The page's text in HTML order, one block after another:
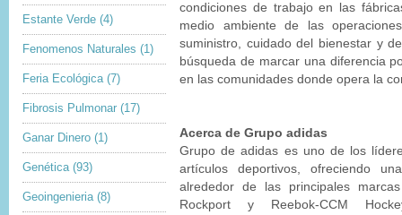
Estante Verde (4)
Fenomenos Naturales (1)
Feria Ecológica (7)
Fibrosis Pulmonar (17)
Ganar Dinero (1)
Genética (93)
Geoingenieria (8)
condiciones de trabajo en las
medio ambiente de las
suministro, cuidado del bienestar y
búsqueda de marcar una diferencia
en las comunidades donde opera la
Acerca de Grupo adidas
Grupo de adidas es uno de los
artículos deportivos, ofreciendo
alrededor de las principales
Rockport y Reebok-CCM